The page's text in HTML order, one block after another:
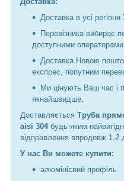
Доставка в усі регіони
Перевізника вибирає
доступними операторами
Доставка Новою
експрес, попутним
Ми цінують Ваш час і
якнайшвидше.
Доставляється Труба
aisi 304будь-яким
відправлення впродовж 1-2
У нас Ви можете купити:
алюмінієвий профіль